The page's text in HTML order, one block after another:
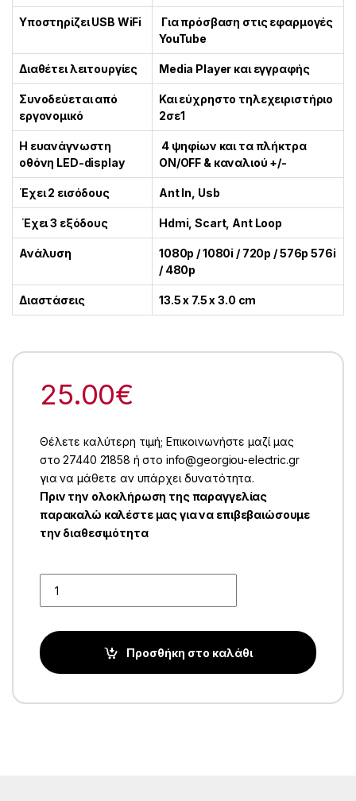
Υποστηρίζει USB WiFi
Για πρόσβαση στις εφαρμογές
YouTube
Διαθέτει λειτουργίες Media Player και εγγραφής
Συνοδεύεται από
εργονομικό
Και εύχρηστο τηλεχειριστήριο
2σε1
Η ευανάγνωστη
οθόνη LED-display
4 ψηφίων και τα πλήκτρα
ON/OFF & καναλιού +/-
Έχει 2 εισόδους Ant In, Usb
Έχει 3 εξόδους Hdmi, Scart, Ant Loop
Ανάλυση
1080p / 1080i / 720p / 576p 576i
/ 480p
Διαστάσεις 13.5 x 7.5 x 3.0 cm
25.00€
Θέλετε καλύτερη τιμή; Επικοινωνήστε μαζί μας
στο 27440 21858 ή στο info@georgiou-electric.gr
για να μάθετε αν υπάρχει δυνατότητα.
Πριν την ολοκλήρωση της παραγγελίας
παρακαλώ καλέστε μας για να επιβεβαιώσουμε
την διαθεσιμότητα
Προσθήκη στο καλάθι